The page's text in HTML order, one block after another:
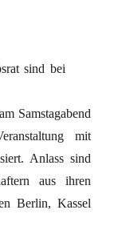
sind bei
Samstagabend
mit
Anlass sind
aus ihren
Berlin, Kassel